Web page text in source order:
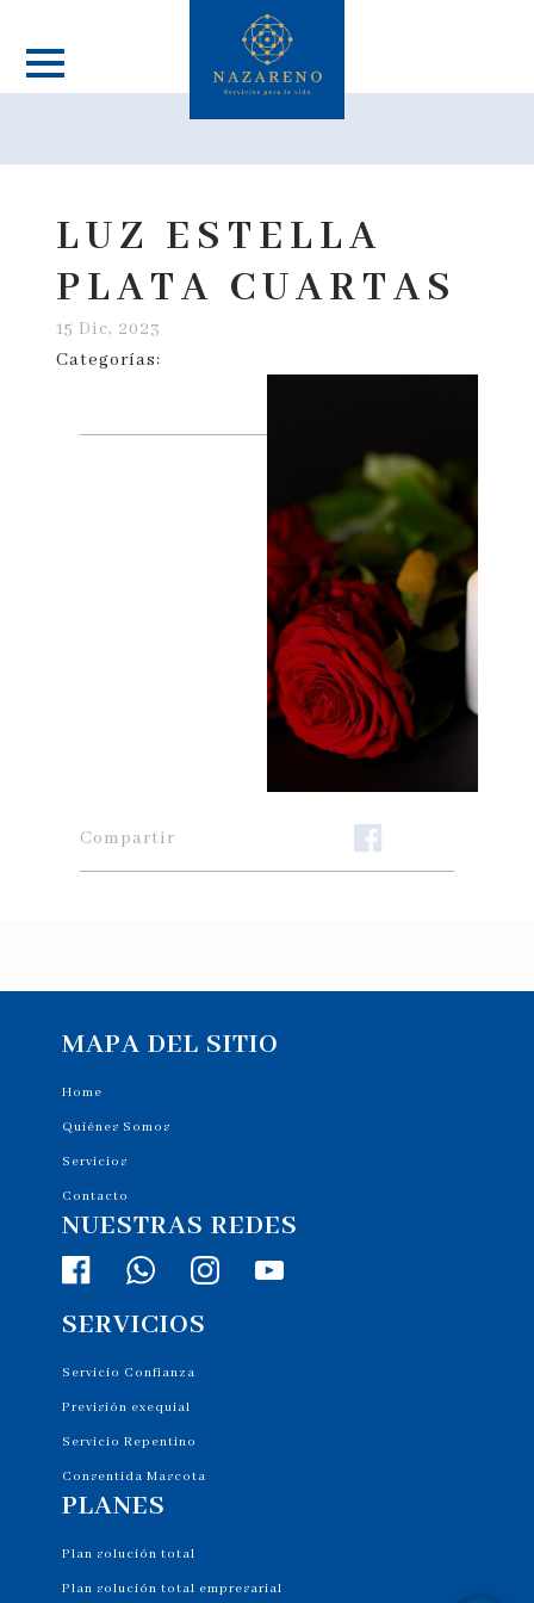
LUZ ESTELLA
PLATA CUARTAS
15 Dic, 2023
Categorías:
Compartir
MAPA DEL SITIO
Home
Quiénes Somos
Servicios
Contacto
NUESTRAS REDES
SERVICIOS
Servicio Confianza
Previsión exequial
Servicio Repentino
Consentida Mascota
PLANES
Plan solución total
Plan solución total empresarial